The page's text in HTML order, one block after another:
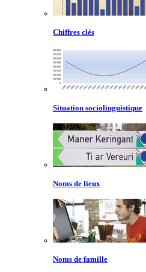
Chiffres clés
Situation sociolinguistique
Noms de lieux
Noms de famille